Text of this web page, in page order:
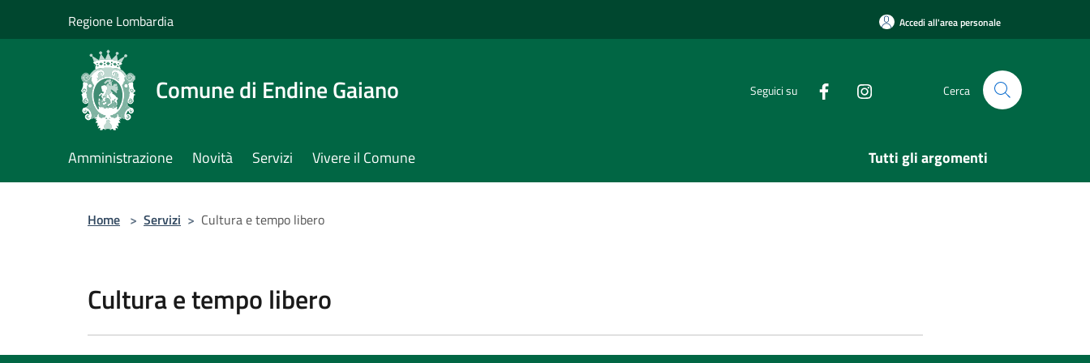
Regione Lombardia Accedi all'area personale
Comune di Endine Gaiano Seguici su Cerca
Amministrazione Novità Servizi Vivere il Comune Tutti gli argomenti
Home > Servizi > Cultura e tempo libero
Cultura e tempo libero